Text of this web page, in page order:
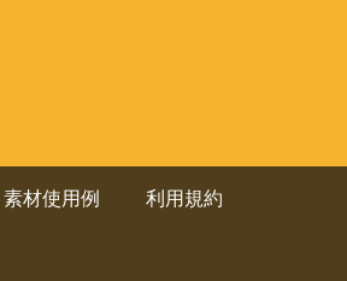
素材使用例 利用規約